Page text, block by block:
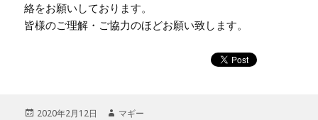
絡をお願いしております。
皆様のご理解・ご協力のほどお願い致します。
投
2020年2月12日
作
マギー